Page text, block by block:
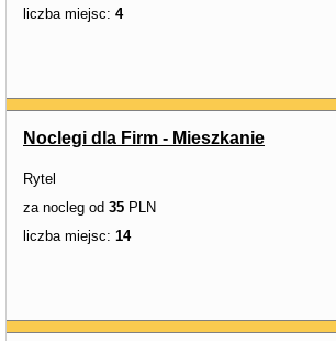
liczba miejsc: 4
Noclegi dla Firm - Mieszkanie
Rytel
za nocleg od 35 PLN
liczba miejsc: 14